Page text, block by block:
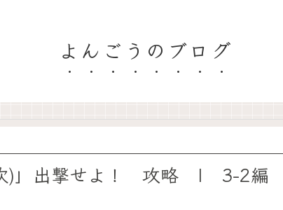
よんごうのブログ
次)」出撃せよ！ 攻略 | 3-2編